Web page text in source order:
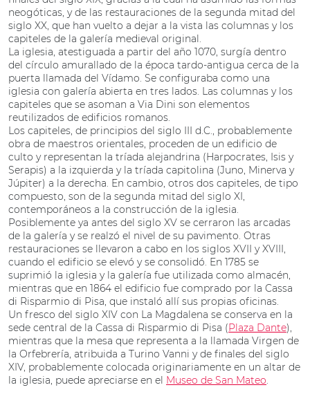
neogóticas, y de las restauraciones de la segunda mitad del
siglo XX, que han vuelto a dejar a la vista las columnas y los
capiteles de la galería medieval original.
La iglesia, atestiguada a partir del año 1070, surgía dentro
del círculo amurallado de la época tardo-antigua cerca de la
puerta llamada del Vídamo. Se configuraba como una
iglesia con galería abierta en tres lados. Las columnas y los
capiteles que se asoman a Via Dini son elementos
reutilizados de edificios romanos.
Los capiteles, de principios del siglo III d.C., probablemente
obra de maestros orientales, proceden de un edificio de
culto y representan la tríada alejandrina (Harpocrates, Isis y
Serapis) a la izquierda y la tríada capitolina (Juno, Minerva y
Júpiter) a la derecha. En cambio, otros dos capiteles, de tipo
compuesto, son de la segunda mitad del siglo XI,
contemporáneos a la construcción de la iglesia.
Posiblemente ya antes del siglo XV se cerraron las arcadas
de la galería y se realzó el nivel de su pavimento. Otras
restauraciones se llevaron a cabo en los siglos XVII y XVIII,
cuando el edificio se elevó y se consolidó. En 1785 se
suprimió la iglesia y la galería fue utilizada como almacén,
mientras que en 1864 el edificio fue comprado por la Cassa
di Risparmio di Pisa, que instaló allí sus propias oficinas.
Un fresco del siglo XIV con La Magdalena se conserva en la
sede central de la Cassa di Risparmio di Pisa (Plaza Dante),
mientras que la mesa que representa a la llamada Virgen de
la Orfebrería, atribuida a Turino Vanni y de finales del siglo
XIV, probablemente colocada originariamente en un altar de
la iglesia, puede apreciarse en el Museo de San Mateo.